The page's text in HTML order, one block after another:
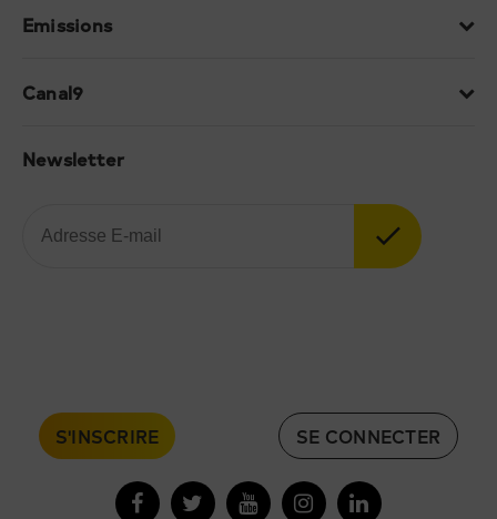
Emissions
Canal9
Newsletter
S'INSCRIRE SE CONNECTER